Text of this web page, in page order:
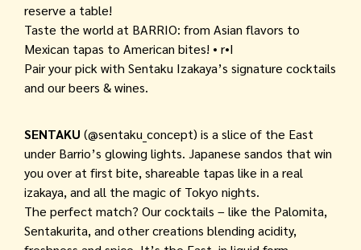
reserve a table!
Taste the world at BARRIO: from Asian flavors to
Mexican tapas to American bites! • r•I
Pair your pick with Sentaku Izakaya’s signature cocktails
and our beers & wines.
SENTAKU (@sentaku_concept) is a slice of the East
under Barrio’s glowing lights. Japanese sandos that win
you over at first bite, shareable tapas like in a real
izakaya, and all the magic of Tokyo nights.
The perfect match? Our cocktails – like the Palomita,
Sentakurita, and other creations blending acidity,